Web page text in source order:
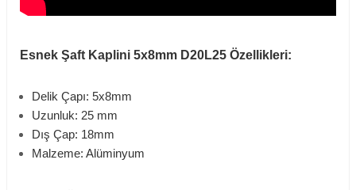
Esnek Şaft Kaplini 5x8mm D20L25 Özellikleri:
Delik Çapı: 5x8mm
Uzunluk: 25 mm
Dış Çap: 18mm
Malzeme: Alüminyum